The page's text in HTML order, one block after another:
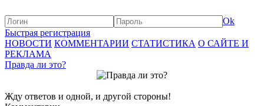
Ok
Быстрая регистрация
НОВОСТИ КОММЕНТАРИИ СТАТИСТИКА О САЙТЕ И
РЕКЛАМА
Правда ли это?
Жду ответов и одной, и другой стороны!